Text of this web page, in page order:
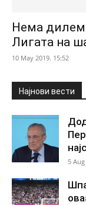
Нема
Лигата на
10 May 2019. 15:52
Најнови вести
5